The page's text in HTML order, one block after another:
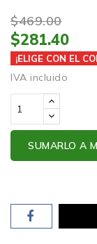
$469.00
$281.40
¡ELIGE CON EL
IVA incluido
SUMARLO A